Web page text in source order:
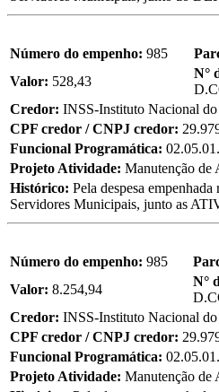
Número do empenho: 985
Valor: 528,43
N°
Credor: INSS-Instituto Nacional do
CPF credor / CNPJ credor:
Funcional Programática:
Projeto Atividade: Manutenção de
Histórico: Pela despesa
Servidores Municipais, junto as
Número do empenho: 985
Valor: 8.254,94
N°
Credor: INSS-Instituto Nacional do
CPF credor / CNPJ credor:
Funcional Programática:
Projeto Atividade: Manutenção de